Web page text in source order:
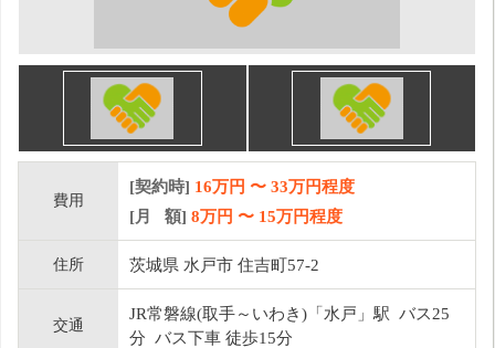
費用
[契約時] 16万円 〜 33万円程度
[月 額] 8万円 〜 15万円程度
住所 茨城県 水戸市 住吉町57-2
交通
JR常磐線(取手～いわき)「水戸」駅 バス25
分 バス下車 徒歩15分